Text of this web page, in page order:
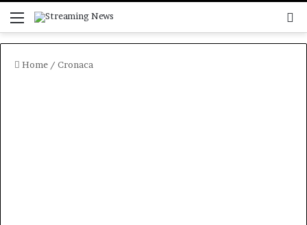
Menu
Home / Cronaca